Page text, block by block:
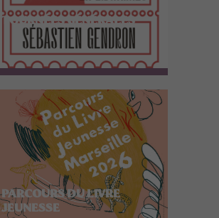
TOURNÉES GÉNÉRALES
PARCOURS DU LIVRE
JEUNESSE